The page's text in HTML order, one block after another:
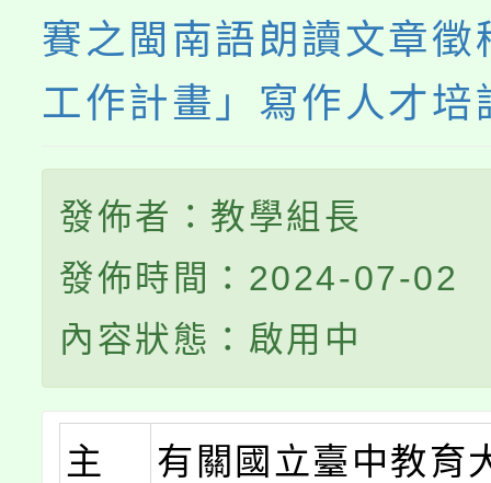
賽之閩南語朗讀文章徵
工作計畫」寫作人才培
發佈者：教學組長
發佈時間：2024-07-02
內容狀態：啟用中
主
有關國立臺中教育